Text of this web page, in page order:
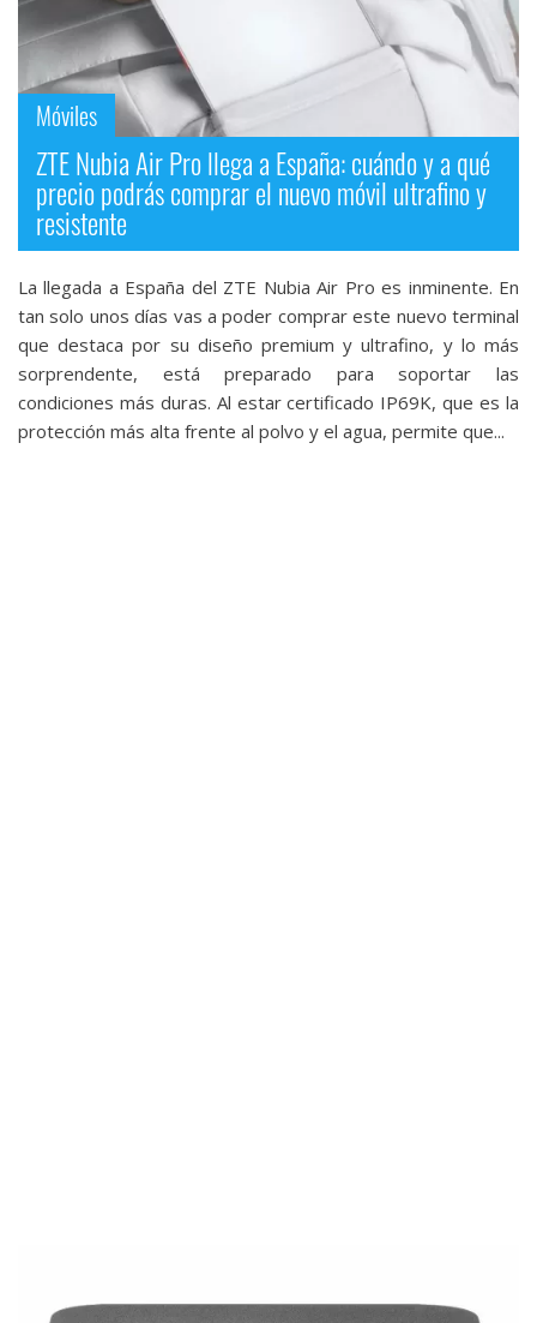
Móviles
ZTE Nubia Air Pro llega a España: cuándo y a qué
precio podrás comprar el nuevo móvil ultrafino y
resistente
La llegada a España del ZTE Nubia Air Pro es inminente. En
tan solo unos días vas a poder comprar este nuevo terminal
que destaca por su diseño premium y ultrafino, y lo más
sorprendente, está preparado para soportar las
condiciones más duras. Al estar certificado IP69K, que es la
protección más alta frente al polvo y el agua, permite que...